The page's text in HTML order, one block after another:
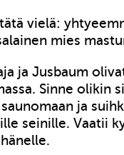
vielä:
mies
ja Jusbaum
Sinne olikin
ja
seinille. Vaatii